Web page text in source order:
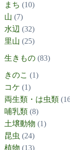
まち (10)
山 (7)
水辺 (32)
里山 (25)
生きもの(83)
きのこ (1)
コケ (1)
両生類・は虫類
哺乳類(8)
土壌動物 (1)
昆虫 (24)
植物 (13)